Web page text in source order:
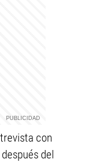
con
del